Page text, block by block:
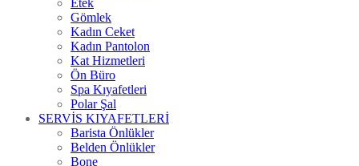
Gömlek
Kadın Ceket
Kadın Pantolon
Kat Hizmetleri
Ön Büro
Spa Kıyafetleri
Polar Şal
SERVİS KIYAFETLERİ
Barista Önlükler
Belden Önlükler
Bone